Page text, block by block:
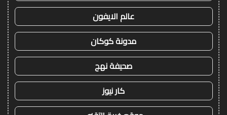
عالم الايفون
مدونة كوكان
صحيفة نهج
كار نيوز